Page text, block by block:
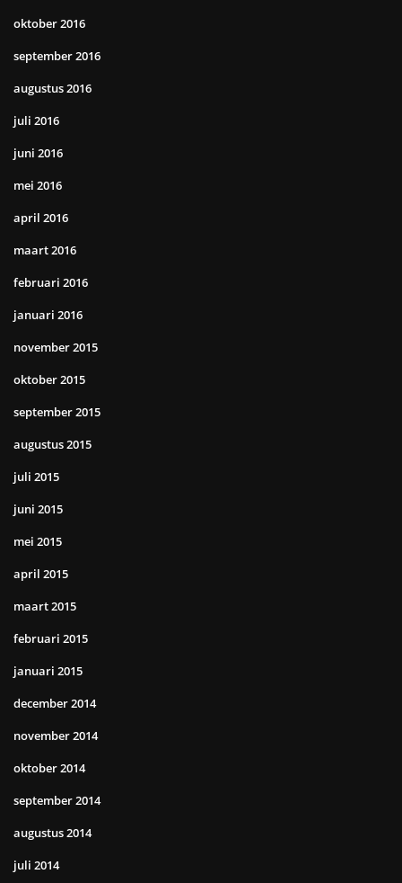
oktober 2016
september 2016
augustus 2016
juli 2016
juni 2016
mei 2016
april 2016
maart 2016
februari 2016
januari 2016
november 2015
oktober 2015
september 2015
augustus 2015
juli 2015
juni 2015
mei 2015
april 2015
maart 2015
februari 2015
januari 2015
december 2014
november 2014
oktober 2014
september 2014
augustus 2014
juli 2014